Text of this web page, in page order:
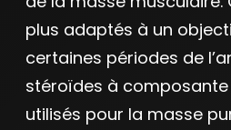
plus adaptés à un
certaines périodes de
stéroïdes à
utilisés pour la masse